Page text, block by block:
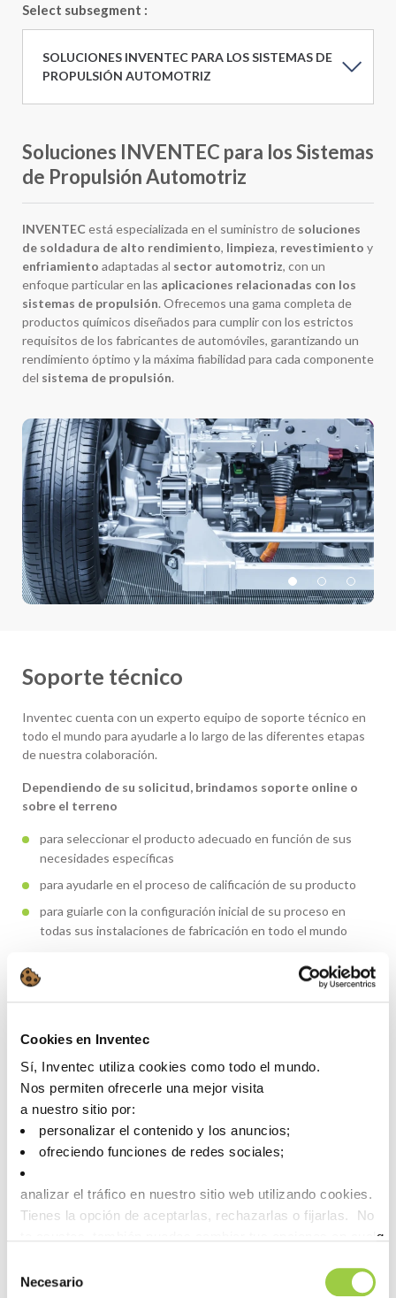
Cookies en Inventec
Sí, Inventec utiliza cookies como todo el mundo.
Nos permiten ofrecerle una mejor visita
a nuestro sitio por:
personalizar el contenido y los anuncios;
ofreciendo funciones de redes sociales;
analizar el tráfico en nuestro sitio web utilizando cookies.
Tienes la opción de aceptarlas, rechazarlas o fijarlas. No
te asustes, también puedes cambiar tus opciones en
Necesario
Select subsegment :
SOLUCIONES INVENTEC PARA LOS SISTEMAS DE
PROPULSIÓN AUTOMOTRIZ
Soluciones INVENTEC para los Sistemas
de Propulsión Automotriz
INVENTEC está especializada en el suministro de soluciones
de soldadura de alto rendimiento, limpieza, revestimiento y
enfriamiento adaptadas al sector automotriz, con un
enfoque particular en las aplicaciones relacionadas con los
sistemas de propulsión. Ofrecemos una gama completa de
productos químicos diseñados para cumplir con los estrictos
requisitos de los fabricantes de automóviles, garantizando un
rendimiento óptimo y la máxima fiabilidad para cada componente
del sistema de propulsión.
Soporte técnico
Inventec cuenta con un experto equipo de soporte técnico en
todo el mundo para ayudarle a lo largo de las diferentes etapas
de nuestra colaboración.
Dependiendo de su solicitud, brindamos soporte online o
sobre el terreno
para seleccionar el producto adecuado en función de sus
necesidades específicas
para ayudarle en el proceso de calificación de su producto
para guiarle con la configuración inicial de su proceso en
todas sus instalaciones de fabricación en todo el mundo
técnicos que podrían ocurrir en cualquier momento durante